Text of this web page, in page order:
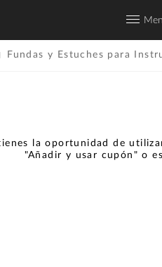
Fundas y Estuches para
la oportunidad de
"Añadir y usar cupón" o